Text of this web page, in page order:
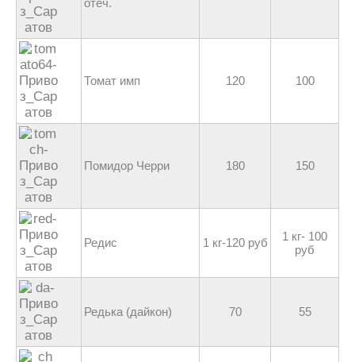
отеч.
Томат имп 120 100
Помидор Черри 180 150
Редис 1 кг-120 руб
1 кг- 100
руб
Редька (дайкон) 70 55